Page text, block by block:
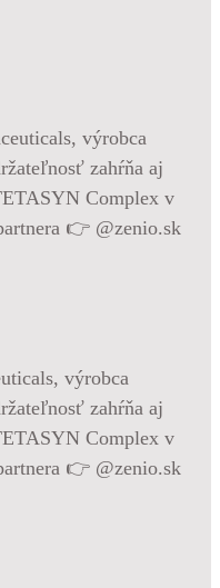
výrobca
zahŕňa aj
Complex v
👉 @zenio.sk